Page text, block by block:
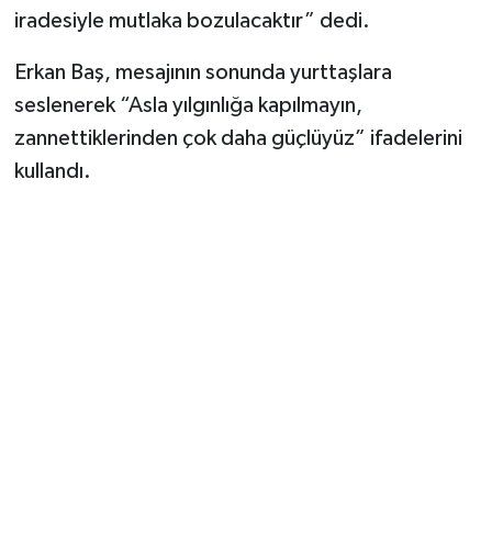
iradesiyle mutlaka bozulacaktır” dedi.
Erkan Baş, mesajının sonunda yurttaşlara
seslenerek “Asla yılgınlığa kapılmayın,
zannettiklerinden çok daha güçlüyüz” ifadelerini
kullandı.